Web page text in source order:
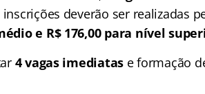
inscrições deverão ser realizadas
e R$ 176,00 para nível
4 vagas imediatas e formação